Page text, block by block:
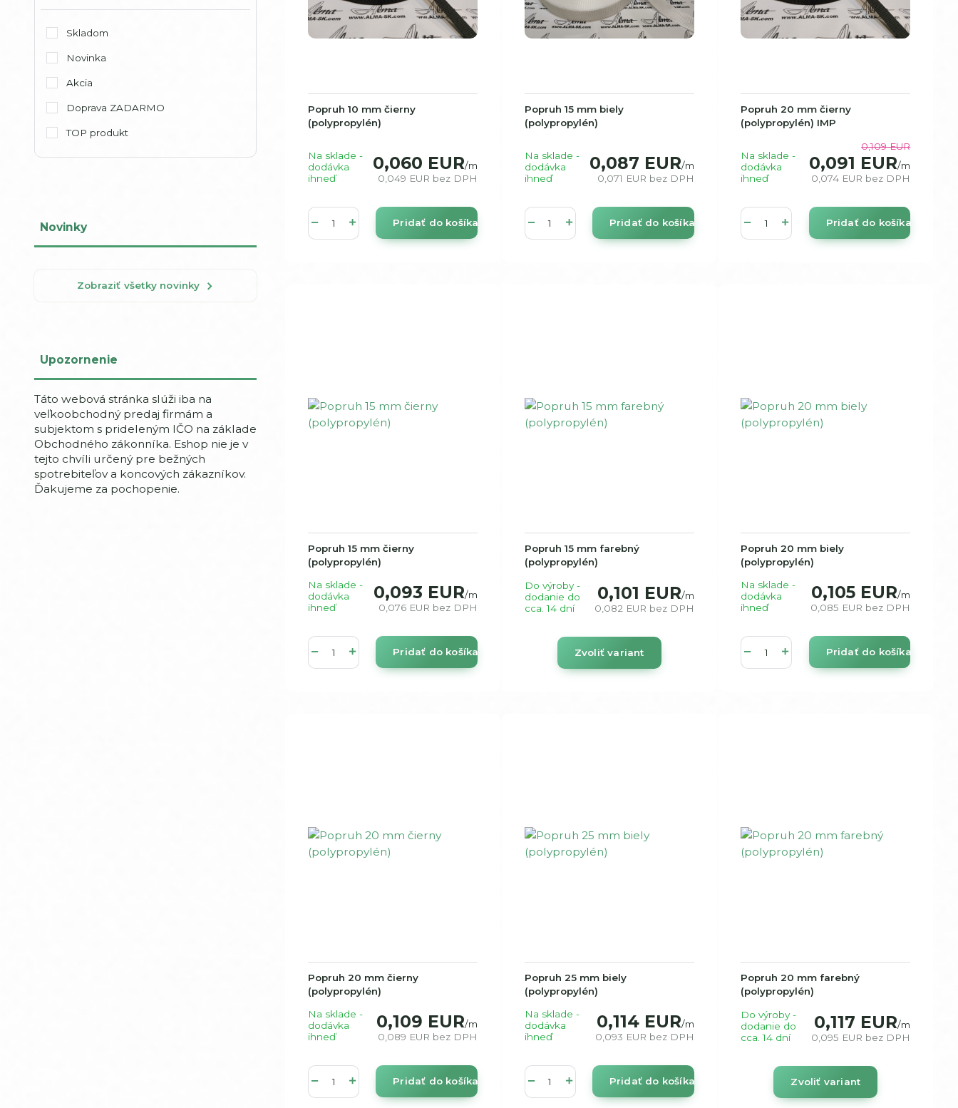
Popruh 10 mm čierny
(polypropylén)
0,060 EUR/m
0,049 EUR bez DPH
Na sklade -
dodávka
ihneď
Pridať do košíka
Popruh 15 mm biely
(polypropylén)
0,087 EUR/m
0,071 EUR bez DPH
Na sklade -
dodávka
ihneď
Pridať do košíka
Popruh 20 mm čierny
(polypropylén) IMP
0,109 EUR
0,091 EUR/m
0,074 EUR bez DPH
Na sklade -
dodávka
ihneď
Pridať do košíka
Popruh 15 mm čierny
(polypropylén)
0,093 EUR/m
0,076 EUR bez DPH
Na sklade -
dodávka
ihneď
Pridať do košíka
Popruh 15 mm farebný
(polypropylén)
0,101 EUR/m
0,082 EUR bez DPH
Do výroby -
dodanie do
cca. 14 dní
Zvoliť variant
Popruh 20 mm biely
(polypropylén)
0,105 EUR/m
0,085 EUR bez DPH
Na sklade -
dodávka
ihneď
Pridať do košíka
Popruh 20 mm čierny
(polypropylén)
0,109 EUR/m
0,089 EUR bez DPH
Na sklade -
dodávka
ihneď
Pridať do košíka
Popruh 25 mm biely
(polypropylén)
0,114 EUR/m
0,093 EUR bez DPH
Na sklade -
dodávka
ihneď
Pridať do košíka
Popruh 20 mm farebný
(polypropylén)
0,117 EUR/m
0,095 EUR bez DPH
Do výroby -
dodanie do
cca. 14 dní
Zvoliť variant
Skladom
Novinka
Akcia
Doprava ZADARMO
TOP produkt
Novinky
Zobraziť všetky novinky
Upozornenie
Táto webová stránka slúži iba na
veľkoobchodný predaj firmám a
subjektom s prideleným IČO na základe
Obchodného zákonníka. Eshop nie je v
tejto chvíli určený pre bežných
spotrebiteľov a koncových zákazníkov.
Ďakujeme za pochopenie.